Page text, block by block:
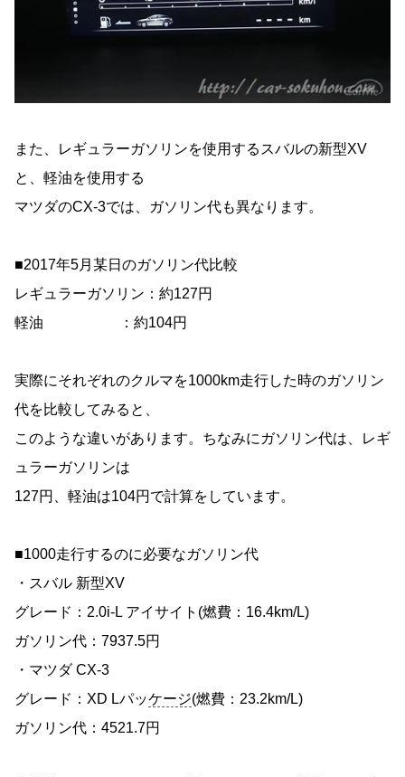
また、レギュラーガソリンを使用するスバルの新型XV
と、軽油を使用する
マツダのCX-3では、ガソリン代も異なります。
■2017年5月某日のガソリン代比較
レギュラーガソリン：約127円
軽油 ：約104円
実際にそれぞれのクルマを1000km走行した時のガソリン
代を比較してみると、
このような違いがあります。ちなみにガソリン代は、レギ
ュラーガソリンは
127円、軽油は104円で計算をしています。
■1000走行するのに必要なガソリン代
・スバル 新型XV
グレード：2.0i-L アイサイト(燃費：16.4km/L)
ガソリン代：7937.5円
・マツダ CX-3
グレード：XD Lパッケージ(燃費：23.2km/L)
ガソリン代：4521.7円